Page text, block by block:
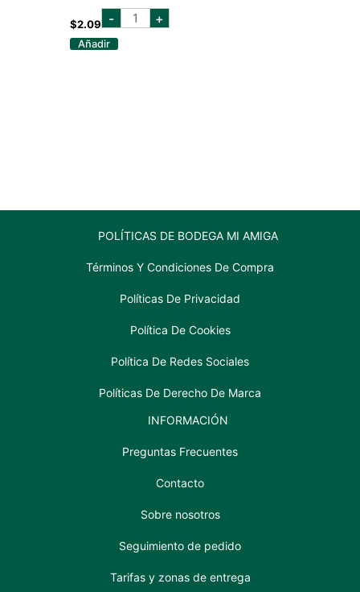
$2.09 - la
chiricana
+
Añadir
POLÍTICAS DE BODEGA MI AMIGA
Términos Y Condiciones De Compra
Políticas De Privacidad
Política De Cookies
Política De Redes Sociales
Políticas De Derecho De Marca
INFORMACIÓN
Preguntas Frecuentes
Contacto
Sobre nosotros
Seguimiento de pedido
Tarifas y zonas de entrega